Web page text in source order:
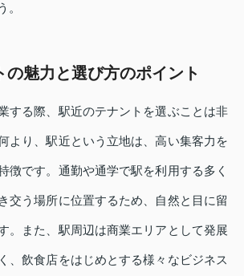
。
の魅力と選び方のポイント
する際、駅近のテナントを選ぶことは非
より、駅近という立地は、高い集客力を
徴です。通勤や通学で駅を利用する多く
交う場所に位置するため、自然と目に留
。また、駅周辺は商業エリアとして発展
、飲食店をはじめとする様々なビジネス